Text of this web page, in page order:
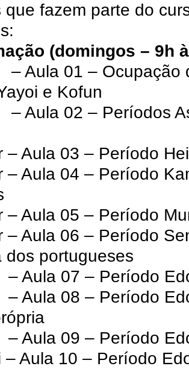
que fazem parte do
(domingos – 9h
Aula 01 – Ocupação
e Kofun
Aula 02 – Períodos
– Aula 03 – Período
– Aula 04 – Período
– Aula 05 – Período
– Aula 06 – Período
dos portugueses
Aula 07 – Período
Aula 08 – Período
Aula 09 – Período
– Aula 10 – Período